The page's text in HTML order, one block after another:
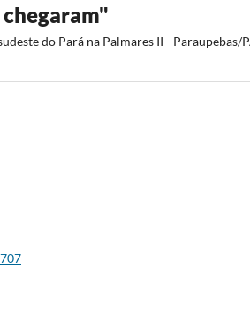
do Pará na Palmares II - Paraupebas/